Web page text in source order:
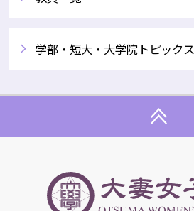
学部・短大・大学院トピックス